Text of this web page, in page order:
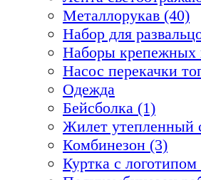
Металлорукав (40)
Набор для
Наборы крепежных
Насос перекачки
Одежда
Бейсболка (1)
Жилет утепленный
Комбинезон (3)
Куртка с